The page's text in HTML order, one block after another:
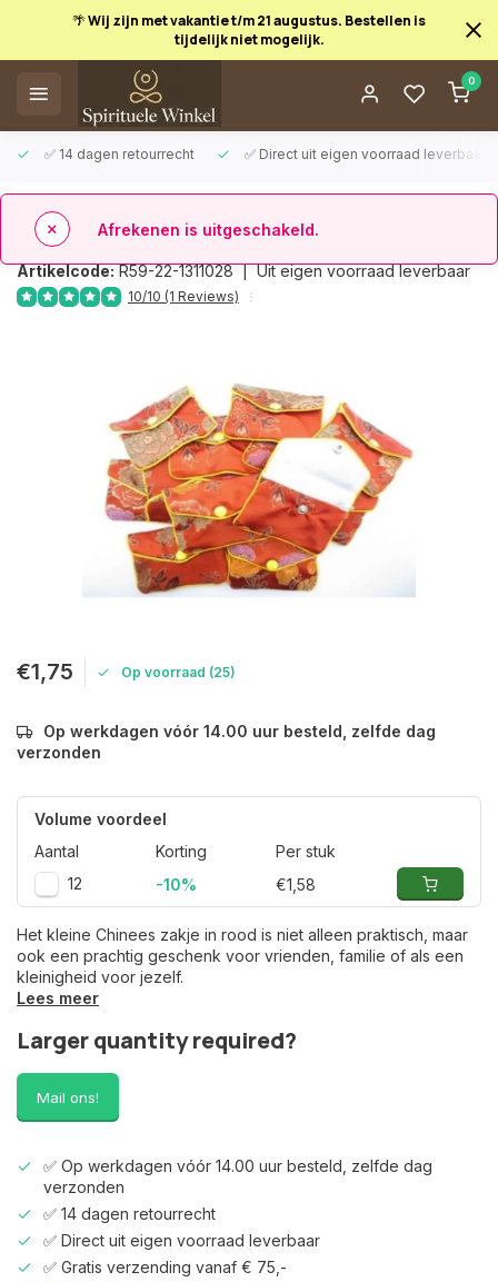
🌴 Wij zijn met vakantie t/m 21 augustus. Bestellen is
tijdelijk niet mogelijk.
0
✅ 14 dagen retourrecht ✅ Direct uit eigen voorraad leverbaar
Afrekenen is uitgeschakeld.
Klein Chinees zakje rood
Artikelcode:R59-22-1311028 |Uit eigen voorraad leverbaar
10/10 (1 Reviews)
€1,75 Op voorraad (25)
Op werkdagen vóór 14.00 uur besteld, zelfde dag
verzonden
Volume voordeel
Aantal
Korting
Per stuk
12
-10% €1,58
Het kleine Chinees zakje in rood is niet alleen praktisch, maar
ook een prachtig geschenk voor vrienden, familie of als een
kleinigheid voor jezelf.
Lees meer
Larger quantity required?
Mail ons!
✅ Op werkdagen vóór 14.00 uur besteld, zelfde dag
verzonden
✅ 14 dagen retourrecht
✅ Direct uit eigen voorraad leverbaar
✅ Gratis verzending vanaf € 75,-